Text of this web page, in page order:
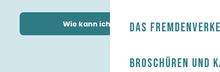
Das
Broschüren und
Wie kann ich kommen?